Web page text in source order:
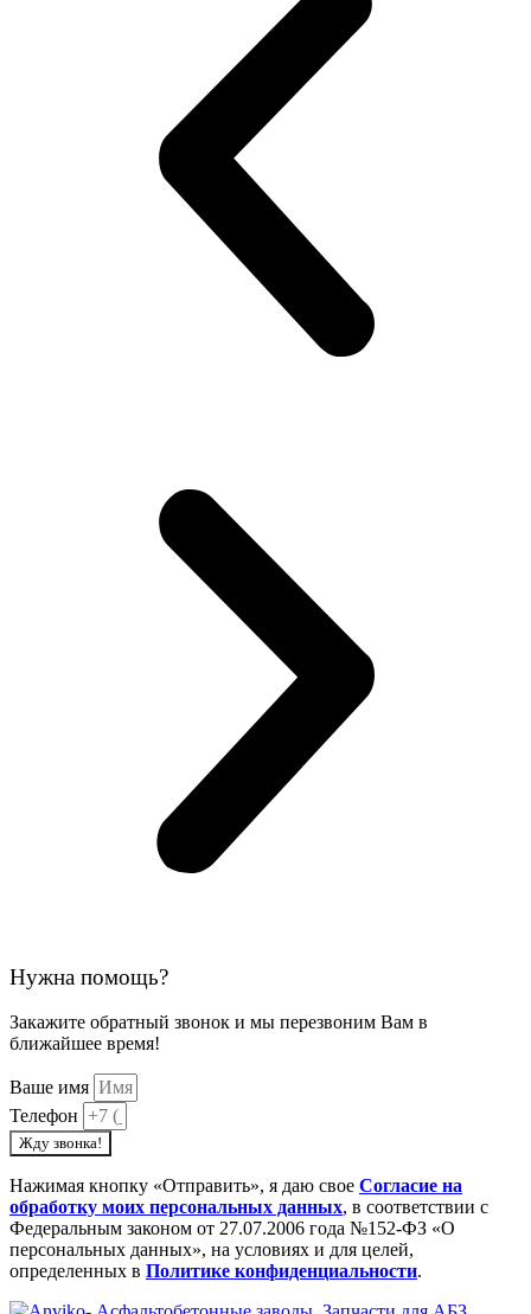
Нужна помощь?
Закажите обратный звонок и мы перезвоним Вам в
ближайшее время!
Ваше имя
Телефон
Жду звонка!
Нажимая кнопку «Отправить», я даю свое Cогласие на
обработку моих персональных данных, в соответствии с
Федеральным законом от 27.07.2006 года №152-ФЗ «О
персональных данных», на условиях и для целей,
определенных в Политике конфиденциальности.